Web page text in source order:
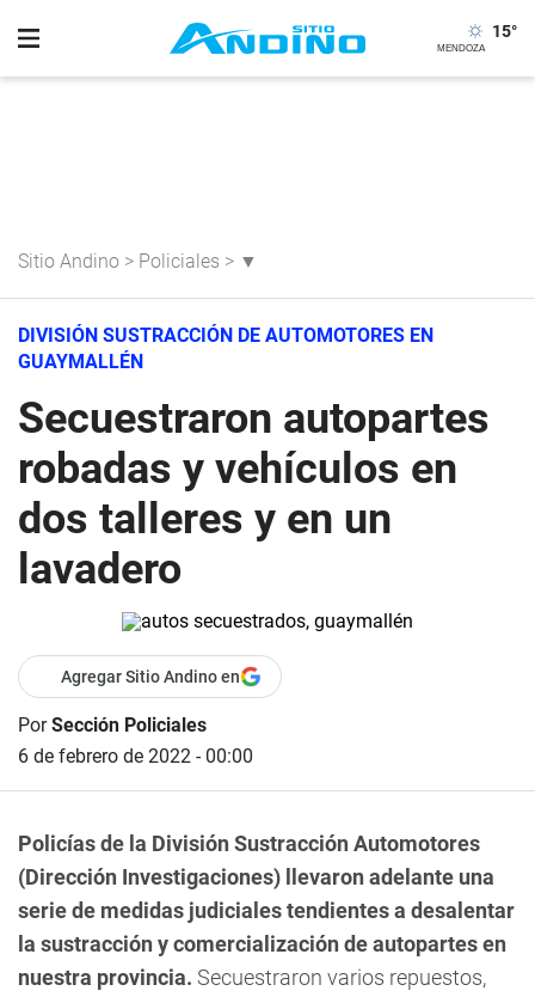
15°
Sitio Andino > Policiales > ▼
DIVISIÓN SUSTRACCIÓN DE AUTOMOTORES EN
GUAYMALLÉN
Secuestraron autopartes
robadas y vehículos en
dos talleres y en un
lavadero
Agregar Sitio Andino en
PorSección Policiales
6 de febrero de 2022 - 00:00
Policías de la División Sustracción Automotores
(Dirección Investigaciones) llevaron adelante una
serie de medidas judiciales tendientes a desalentar
la sustracción y comercialización de autopartes en
nuestra provincia. Secuestraron varios repuestos,